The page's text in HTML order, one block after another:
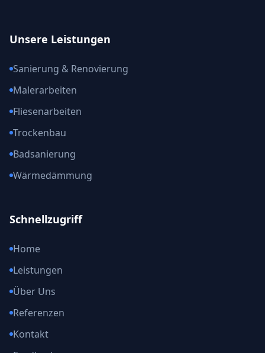
Unsere Leistungen
Sanierung & Renovierung
Malerarbeiten
Fliesenarbeiten
Trockenbau
Badsanierung
Wärmedämmung
Schnellzugriff
Home
Leistungen
Über Uns
Referenzen
Kontakt